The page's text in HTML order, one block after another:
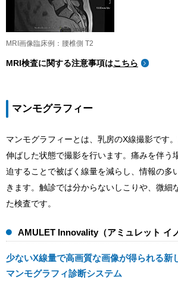
MRI画像臨床例：腰椎側 T2
MRI検査に関する注意事項はこちら
マンモグラフィー
マンモグラフィーとは、乳房のX線撮影です
伸ばした状態で撮影を行います。痛みを伴う
迫することで被ばく線量を減らし、情報の多
きます。触診では分からないしこりや、微細
た検査です。
AMULET Innovality（アミュレット イ
少ないX線量で高画質な画像が得られる新
マンモグラフィ診断システム